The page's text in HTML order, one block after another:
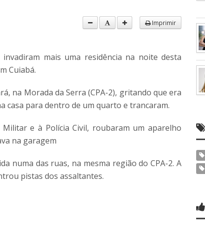
Imprimir
mais uma residência na noite desta
Cuiabá.
na Morada da Serra (CPA-2), gritando que era
casa para dentro de um quarto e trancaram.
e à Polícia Civil, roubaram um aparelho
na garagem
numa das ruas, na mesma região do CPA-2. A
pistas dos assaltantes.